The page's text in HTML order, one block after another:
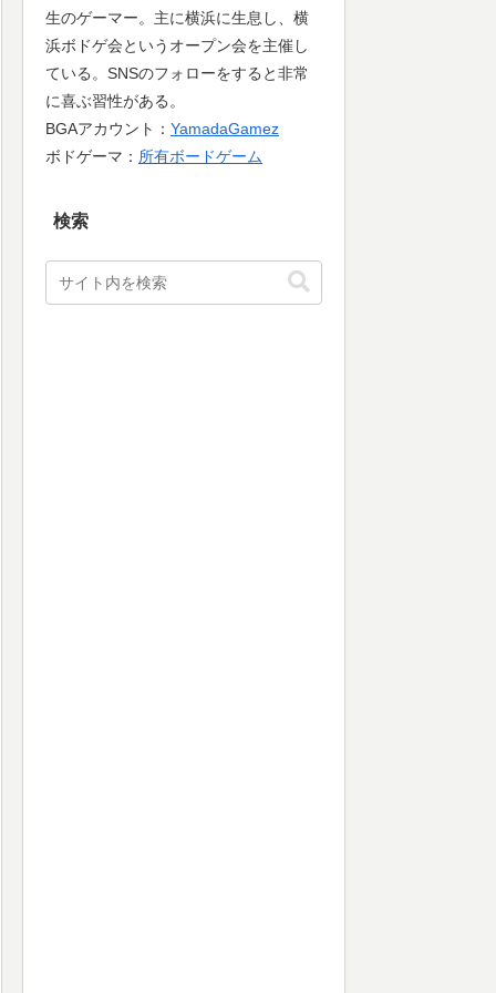
生のゲーマー。主に横浜に生息し、横
浜ボドゲ会というオープン会を主催し
ている。SNSのフォローをすると非常
に喜ぶ習性がある。
BGAアカウント： YamadaGamez
ボドゲーマ： 所有ボードゲーム
検索